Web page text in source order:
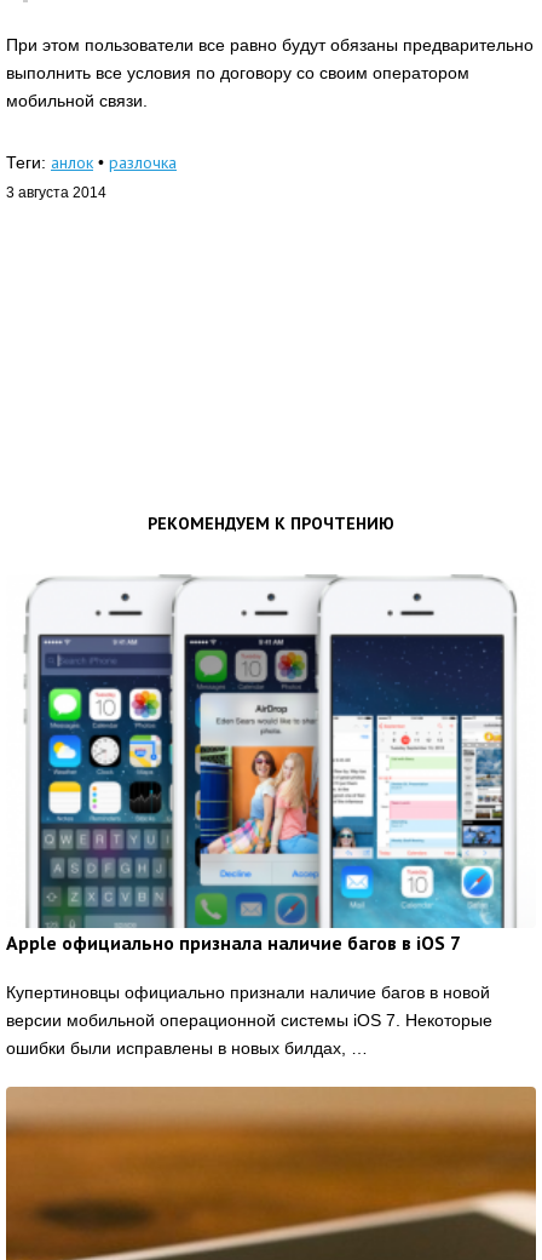
При этом пользователи все равно будут обязаны предварительно
выполнить все условия по договору со своим оператором
мобильной связи.
Теги: анлок • разлочка
3 августа 2014
РЕКОМЕНДУЕМ К ПРОЧТЕНИЮ
Apple официально признала наличие багов в iOS 7
Купертиновцы официально признали наличие багов в новой
версии мобильной операционной системы iOS 7. Некоторые
ошибки были исправлены в новых билдах, …